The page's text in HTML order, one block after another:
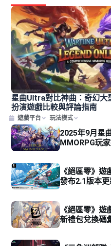
星曲Ultra對比神曲：奇幻大
扮演遊戲比較與評論指南
遊戲平台 玩法模式
2025年9月星
MMORPG玩
《絕區零》遊
發布2.1版本
《絕區零》
新禮包兌換碼